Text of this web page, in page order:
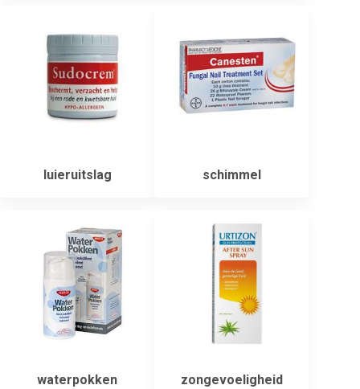
luieruitslag schimmel
waterpokken zongevoeligheid